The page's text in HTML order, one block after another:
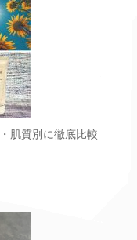
肌質別に徹底比較